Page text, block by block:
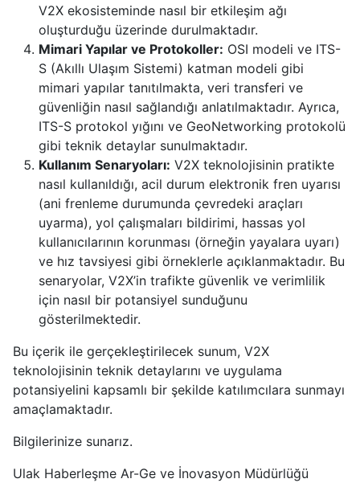
V2X ekosisteminde nasıl bir etkileşim ağı
oluşturduğu üzerinde durulmaktadır.
Mimari Yapılar ve Protokoller: OSI modeli ve ITS-
S (Akıllı Ulaşım Sistemi) katman modeli gibi
mimari yapılar tanıtılmakta, veri transferi ve
güvenliğin nasıl sağlandığı anlatılmaktadır. Ayrıca,
ITS-S protokol yığını ve GeoNetworking protokolü
gibi teknik detaylar sunulmaktadır.
Kullanım Senaryoları: V2X teknolojisinin pratikte
nasıl kullanıldığı, acil durum elektronik fren uyarısı
(ani frenleme durumunda çevredeki araçları
uyarma), yol çalışmaları bildirimi, hassas yol
kullanıcılarının korunması (örneğin yayalara uyarı)
ve hız tavsiyesi gibi örneklerle açıklanmaktadır. Bu
senaryolar, V2X’in trafikte güvenlik ve verimlilik
için nasıl bir potansiyel sunduğunu
gösterilmektedir.
Bu içerik ile gerçekleştirilecek sunum, V2X
teknolojisinin teknik detaylarını ve uygulama
potansiyelini kapsamlı bir şekilde katılımcılara sunmayı
amaçlamaktadır.
Bilgilerinize sunarız.
Ulak Haberleşme Ar-Ge ve İnovasyon Müdürlüğü